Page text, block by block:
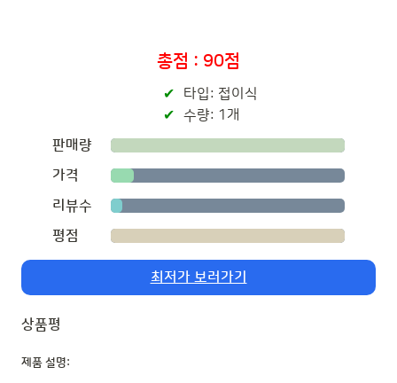
총점 : 90점
타입: 접이식
수량: 1개
판매량
가격
리뷰수
평점
최저가 보러가기
상품평
제품 설명: